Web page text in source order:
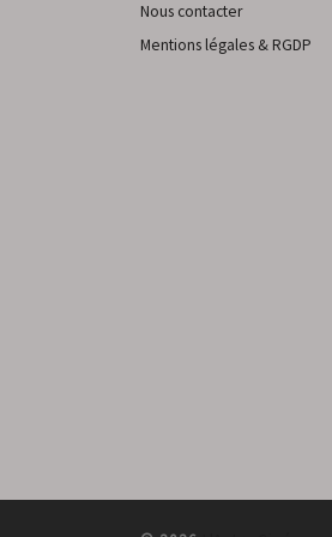
Nous contacter
Mentions légales & RGDP